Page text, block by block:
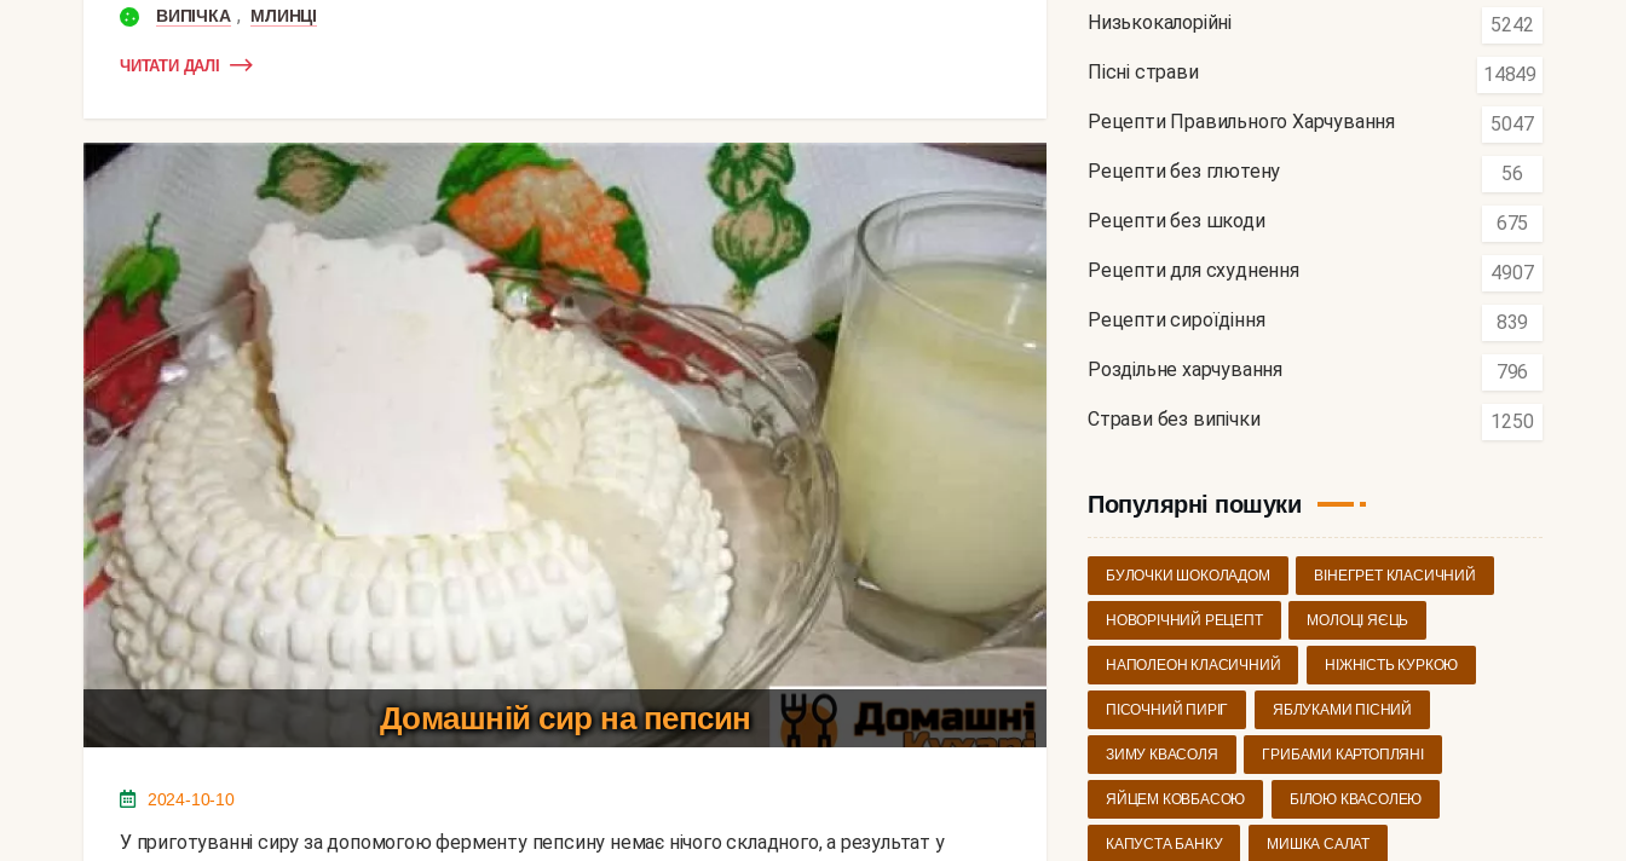
ВИПІЧКА , МЛИНЦІ
ЧИТАТИ ДАЛІ
Домашній сир на пепсин
2024-10-10
У приготуванні сиру за допомогою ферменту пепсину немає нічого складного, а результат у
Низькокалорійні 5242
Пісні страви 14849
Рецепти Правильного Харчування 5047
Рецепти без глютену 56
Рецепти без шкоди 675
Рецепти для схуднення 4907
Рецепти сироїдіння 839
Роздільне харчування 796
Страви без випічки 1250
Популярні пошуки
БУЛОЧКИ ШОКОЛАДОМ ВІНЕГРЕТ КЛАСИЧНИЙ
НОВОРІЧНИЙ РЕЦЕПТ МОЛОЦІ ЯЄЦЬ
НАПОЛЕОН КЛАСИЧНИЙ НІЖНІСТЬ КУРКОЮ
ПІСОЧНИЙ ПИРІГ ЯБЛУКАМИ ПІСНИЙ
ЗИМУ КВАСОЛЯ ГРИБАМИ КАРТОПЛЯНІ
ЯЙЦЕМ КОВБАСОЮ БІЛОЮ КВАСОЛЕЮ
КАПУСТА БАНКУ МИШКА САЛАТ